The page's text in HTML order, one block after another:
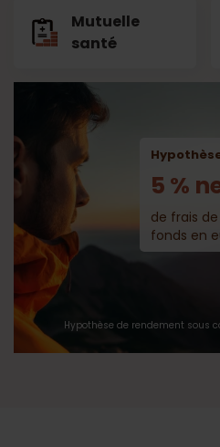
Mutuelle
santé
5 %
de frais
fonds en
Hypothèse de rendement sous